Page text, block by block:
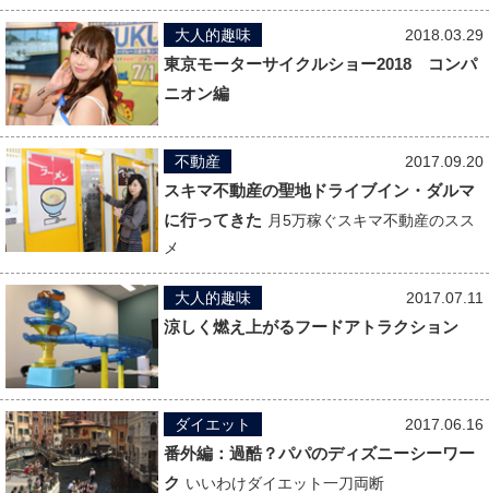
2018.03.29
大人的趣味
東京モーターサイクルショー2018 コンパ
ニオン編
2017.09.20
不動産
スキマ不動産の聖地ドライブイン・ダルマ
に行ってきた 月5万稼ぐスキマ不動産のスス
メ
2017.07.11
大人的趣味
涼しく燃え上がるフードアトラクション
2017.06.16
ダイエット
番外編：過酷？パパのディズニーシーワー
ク いいわけダイエット一刀両断